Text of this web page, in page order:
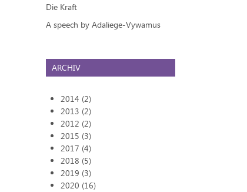
Die Kraft
A speech by Adaliege-Vywamus
ARCHIV
2014 (2)
2013 (2)
2012 (2)
2015 (3)
2017 (4)
2018 (5)
2019 (3)
2020 (16)